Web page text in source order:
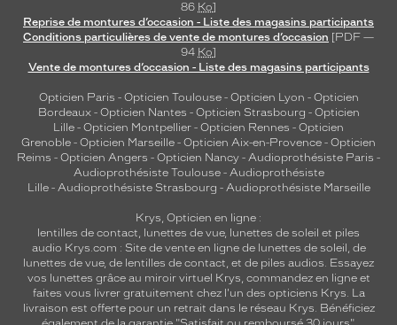
86 Ko]
Reprise de montures d’occasion - Liste des magasins participants
Conditions particulières de vente de montures d’occasion [PDF —
94 Ko]
Vente de montures d’occasion - Liste des magasins participants
Opticien Paris - Opticien Toulouse- Opticien Lyon - Opticien
Bordeaux- Opticien Nantes - Opticien Strasbourg - Opticien
Lille - Opticien Montpellier - Opticien Rennes - Opticien
Grenoble - Opticien Marseille - Opticien Aix-en-Provence - Opticien
Reims - Opticien Angers - Opticien Nancy - Audioprothésiste Paris -
Audioprothésiste Toulouse- Audioprothésiste
Lille- Audioprothésiste Strasbourg - Audioprothésiste Marseille
Krys, Opticien en ligne :
lentilles de contact, lunettes de vue, lunettes de soleil et piles
audio Krys.com : Site de vente en ligne de lunettes de soleil, de
lunettes de vue, de lentilles de contact, et de piles audios. Essayez
vos lunettes grâce au miroir virtuel Krys, commandez en ligne et
faites vous livrer gratuitement chez l'un des opticiens Krys. La
livraison est offerte pour un retrait dans le réseau Krys. Bénéficiez